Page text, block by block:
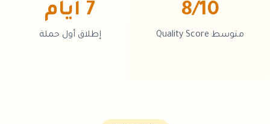
8/10
متوسط Quality Score
7 أيام
إطلاق أول حملة